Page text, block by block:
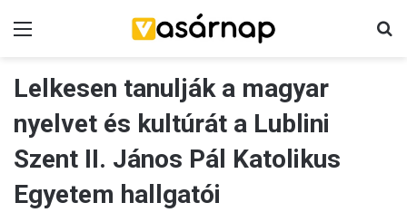
Lelkesen tanulják a magyar
nyelvet és kultúrát a Lublini
Szent II. János Pál Katolikus
Egyetem hallgatói